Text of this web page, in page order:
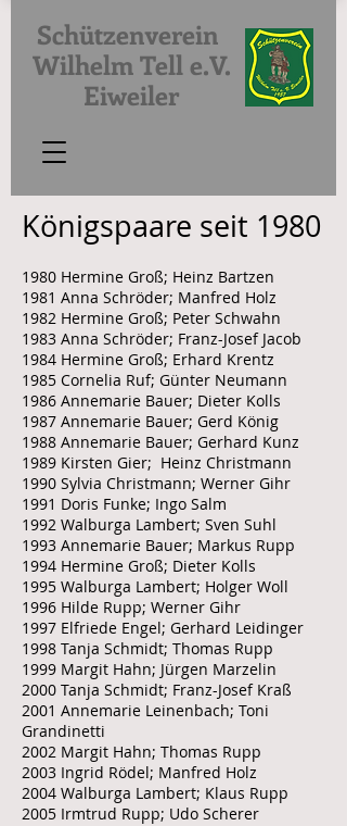
Schützenverein
Wilhelm Tell e.V.
Eiweiler
Königspaare seit 1980
1980 Hermine Groß; Heinz Bartzen
1981 Anna Schröder; Manfred Holz
1982 Hermine Groß; Peter Schwahn
1983 Anna Schröder; Franz-Josef Jacob
1984 Hermine Groß; Erhard Krentz
1985 Cornelia Ruf; Günter Neumann
1986 Annemarie Bauer; Dieter Kolls
1987 Annemarie Bauer; Gerd König
1988 Annemarie Bauer; Gerhard Kunz
1989 Kirsten Gier; Heinz Christmann
1990 Sylvia Christmann; Werner Gihr
1991 Doris Funke; Ingo Salm
1992 Walburga Lambert; Sven Suhl
1993 Annemarie Bauer; Markus Rupp
1994 Hermine Groß; Dieter Kolls
1995 Walburga Lambert; Holger Woll
1996 Hilde Rupp; Werner Gihr
1997 Elfriede Engel; Gerhard Leidinger
1998 Tanja Schmidt; Thomas Rupp
1999 Margit Hahn; Jürgen Marzelin
2000 Tanja Schmidt; Franz-Josef Kraß
2001 Annemarie Leinenbach; Toni
Grandinetti
2002 Margit Hahn; Thomas Rupp
2003 Ingrid Rödel; Manfred Holz
2004 Walburga Lambert; Klaus Rupp
2005 Irmtrud Rupp; Udo Scherer